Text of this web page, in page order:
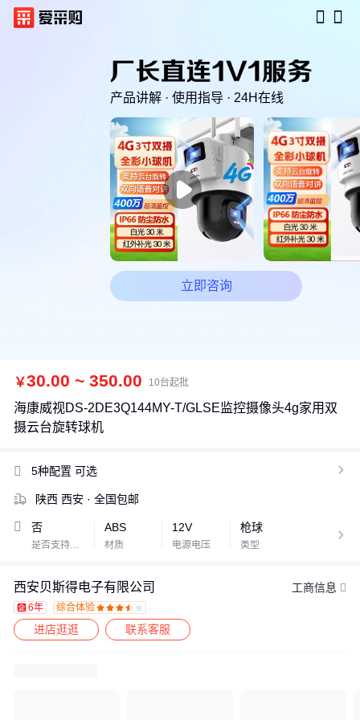
产品讲解 · 使用指导 · 24H在线

立即咨询
￥30.00 ~ 350.00 10台起批
海康威视DS-2DE3Q144MY-T/GLSE监控摄像头4g家用双
摄云台旋转球机
5种配置 可选 
陕西 西安 · 全国包邮
否
是否支持加工定制
ABS
材质
12V
电源电压
枪球
类型

西安贝斯得电子有限公司 工商信息
6年 综合体验     
   
进店逛逛 联系客服